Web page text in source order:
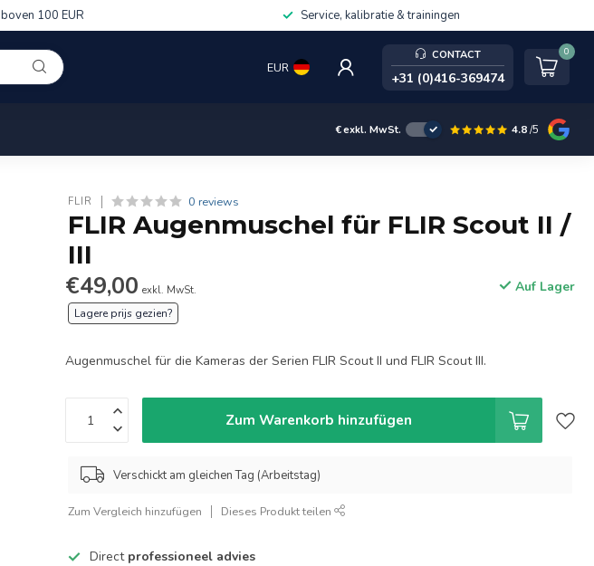
boven 100 EUR Service, kalibratie & trainingen
EUR
CONTACT
+31 (0)416-369474
0
€exkl. MwSt. 4.8/5
FLIR 0 reviews
FLIR Augenmuschel für FLIR Scout II /
III
€49,00 exkl. MwSt. Auf Lager
Lagere prijs gezien?
Augenmuschel für die Kameras der Serien FLIR Scout II und FLIR Scout III.
Zum Warenkorb hinzufügen
Verschickt am gleichen Tag (Arbeitstag)
Zum Vergleich hinzufügen Dieses Produkt teilen
Direct professioneel advies